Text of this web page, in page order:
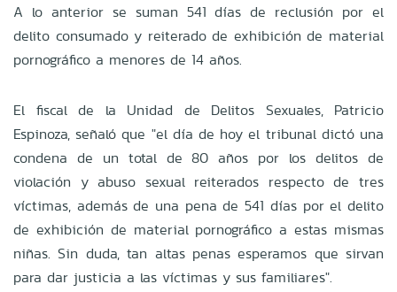
A lo anterior se suman 541 días de reclusión por el
delito consumado y reiterado de exhibición de material
pornográfico a menores de 14 años.
El fiscal de la Unidad de Delitos Sexuales, Patricio
Espinoza, señaló que "el día de hoy el tribunal dictó una
condena de un total de 80 años por los delitos de
violación y abuso sexual reiterados respecto de tres
víctimas, además de una pena de 541 días por el delito
de exhibición de material pornográfico a estas mismas
niñas. Sin duda, tan altas penas esperamos que sirvan
para dar justicia a las víctimas y sus familiares".